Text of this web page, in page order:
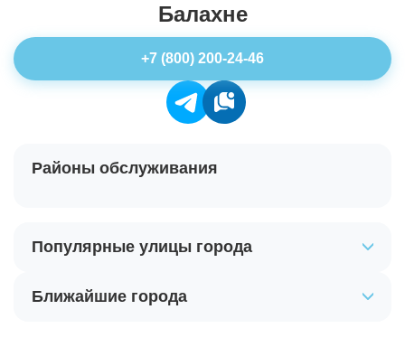
Балахне
+7 (800) 200-24-46
Районы обслуживания
Популярные улицы города
Ближайшие города